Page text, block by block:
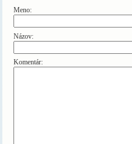
Meno:
Názov:
Komentár: